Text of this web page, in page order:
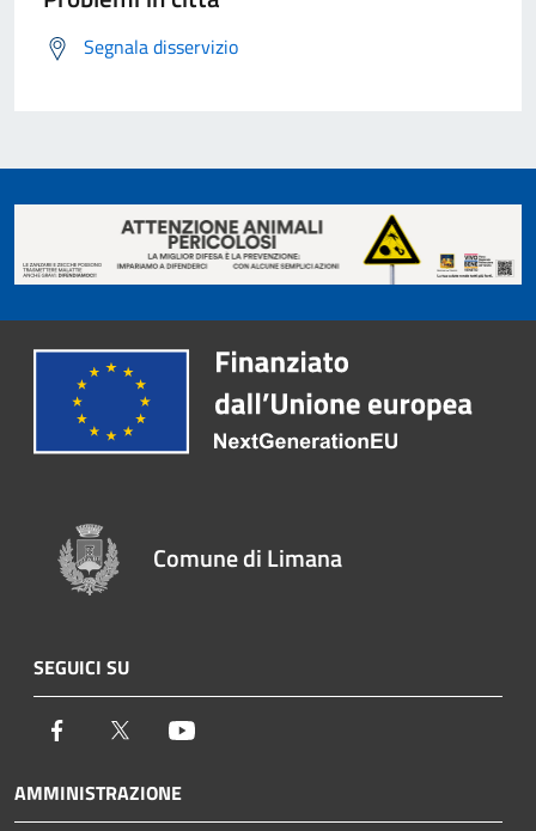
Segnala disservizio
Comune di Limana
SEGUICI SU
Facebook Twitter
AMMINISTRAZIONE